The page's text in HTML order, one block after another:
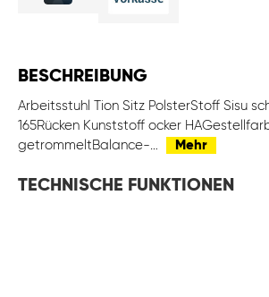
BESCHREIBUNG
Arbeitsstuhl Tion Sitz PolsterStoff Sisu
165Rücken Kunststoff ocker
getrommeltBalance-…
Mehr
TECHNISCHE FUNKTIONEN